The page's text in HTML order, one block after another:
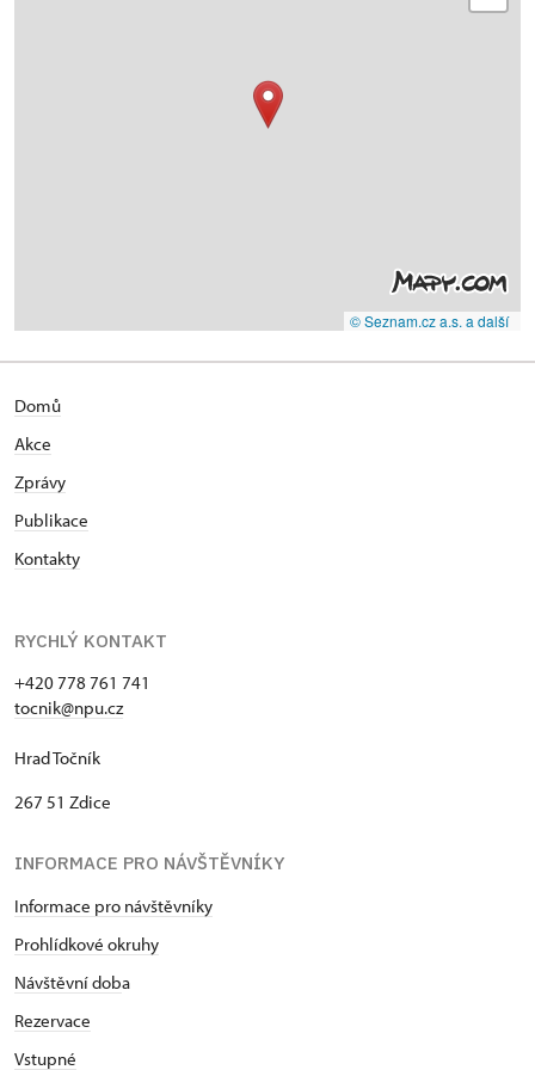
© Seznam.cz a.s. a další
Domů
Akce
Zprávy
Publikace
Kontakty
RYCHLÝ KONTAKT
+420 778 761 741
tocnik@npu.cz
Hrad Točník
267 51 Zdice
INFORMACE PRO NÁVŠTĚVNÍKY
Informace pro návštěvníky
Prohlídkové okruhy
Návštěvní doba
Rezervace
Vstupné